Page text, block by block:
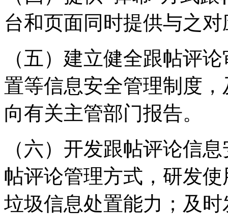
台和页面同时提供与之
（五）建立健全跟帖评
置等信息安全管理制度
向有关主管部门报告。
（六）开发跟帖评论信
帖评论管理方式，研发
垃圾信息处置能力；及